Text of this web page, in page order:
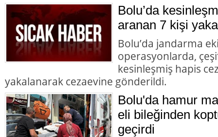
Bolu’da
aranan 7 kişi
Bolu’da jandarma
operasyonlarda,
kesinleşmiş hapis
yakalanarak cezaevine gönderildi.
Bolu'da hamur
eli bileğinden
geçirdi